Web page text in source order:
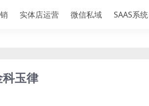
实体店运营 微信私域 SAAS系统
玉律